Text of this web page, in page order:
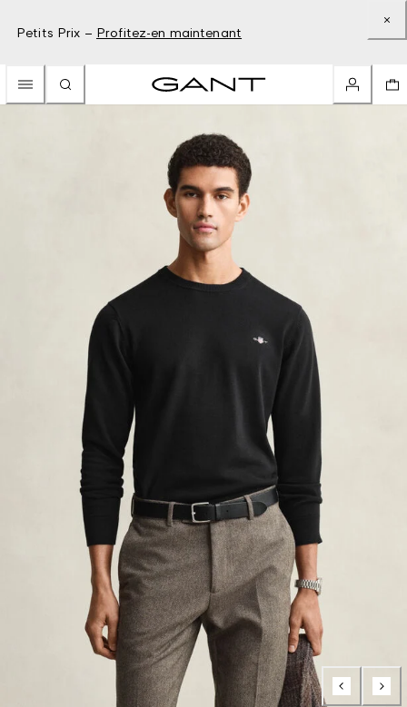
Petits Prix – Profitez-en maintenant